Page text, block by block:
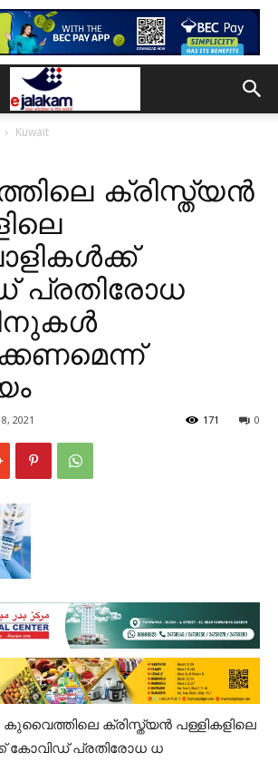
Kuwait
ക്രിസ്ത്യൻ
പ്രതിരോധ
2021 0
171
കുവൈത്തിലെ ക്രിസ്ത്യൻ പള്ളികളിലെ
കോവിഡ് പ്രതിരോധ ധ